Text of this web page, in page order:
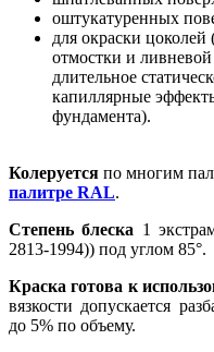
оштукатуренных
для окраски
отмостки и
длительное
капиллярные
фундамента).
Колеруется по многим
палитре RAL.
Степень блеска 1
2813-1994)) под углом 85°.
Краска готова к
вязкости допускается
до 5% по объему.